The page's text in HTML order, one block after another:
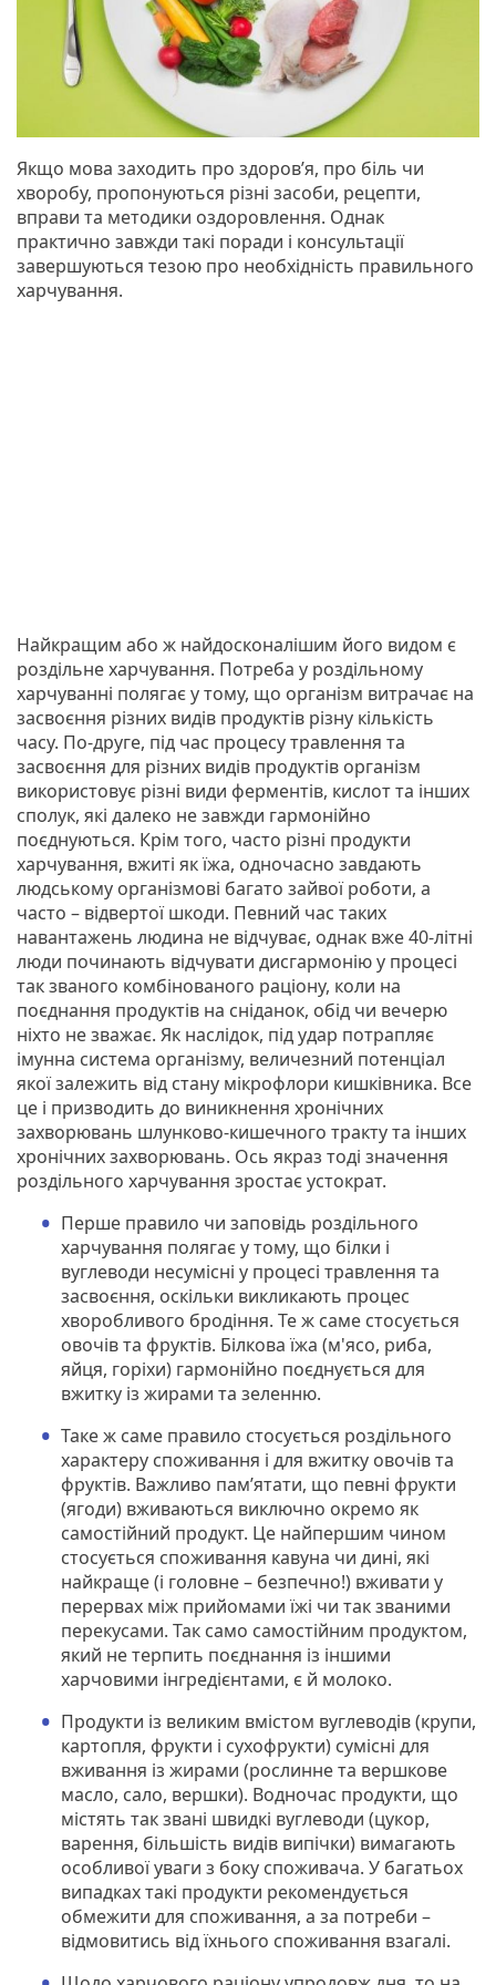
Якщо мова заходить про здоров’я, про біль чи
хворобу, пропонуються різні засоби, рецепти,
вправи та методики оздоровлення. Однак
практично завжди такі поради і консультації
завершуються тезою про необхідність правильного
харчування.
Найкращим або ж найдосконалішим його видом є
роздільне харчування. Потреба у роздільному
харчуванні полягає у тому, що організм витрачає на
засвоєння різних видів продуктів різну кількість
часу. По-друге, під час процесу травлення та
засвоєння для різних видів продуктів організм
використовує різні види ферментів, кислот та інших
сполук, які далеко не завжди гармонійно
поєднуються. Крім того, часто різні продукти
харчування, вжиті як їжа, одночасно завдають
людському організмові багато зайвої роботи, а
часто – відвертої шкоди. Певний час таких
навантажень людина не відчуває, однак вже 40-літні
люди починають відчувати дисгармонію у процесі
так званого комбінованого раціону, коли на
поєднання продуктів на сніданок, обід чи вечерю
ніхто не зважає. Як наслідок, під удар потрапляє
імунна система організму, величезний потенціал
якої залежить від стану мікрофлори кишківника. Все
це і призводить до виникнення хронічних
захворювань шлунково-кишечного тракту та інших
хронічних захворювань. Ось якраз тоді значення
роздільного харчування зростає устократ.
Перше правило чи заповідь роздільного
харчування полягає у тому, що білки і
вуглеводи несумісні у процесі травлення та
засвоєння, оскільки викликають процес
хворобливого бродіння. Те ж саме стосується
овочів та фруктів. Білкова їжа (м'ясо, риба,
яйця, горіхи) гармонійно поєднується для
вжитку із жирами та зеленню.
Таке ж саме правило стосується роздільного
характеру споживання і для вжитку овочів та
фруктів. Важливо пам’ятати, що певні фрукти
(ягоди) вживаються виключно окремо як
самостійний продукт. Це найпершим чином
стосується споживання кавуна чи дині, які
найкраще (і головне – безпечно!) вживати у
перервах між прийомами їжі чи так званими
перекусами. Так само самостійним продуктом,
який не терпить поєднання із іншими
харчовими інгредієнтами, є й молоко.
Продукти із великим вмістом вуглеводів (крупи,
картопля, фрукти і сухофрукти) сумісні для
вживання із жирами (рослинне та вершкове
масло, сало, вершки). Водночас продукти, що
містять так звані швидкі вуглеводи (цукор,
варення, більшість видів випічки) вимагають
особливої уваги з боку споживача. У багатьох
випадках такі продукти рекомендується
обмежити для споживання, а за потреби –
відмовитись від їхнього споживання взагалі.